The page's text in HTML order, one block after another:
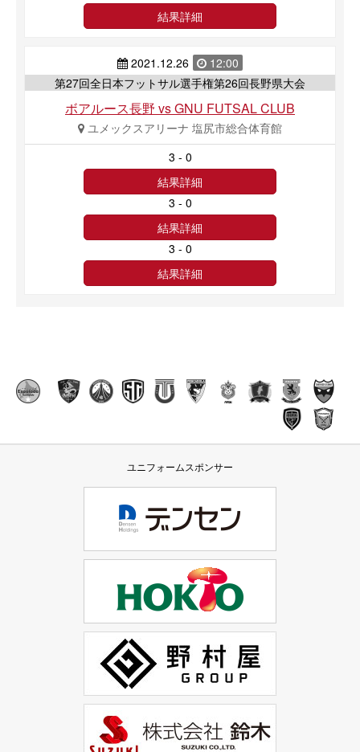
結果詳細
2021.12.26
12:00
第27回全日本フットサル選手権第26回長野県大会
ボアルース長野 vs GNU FUTSAL CLUB
ユメックスアリーナ 塩尻市総合体育館
3 - 0
結果詳細
3 - 0
結果詳細
3 - 0
結果詳細
ユニフォームスポンサー